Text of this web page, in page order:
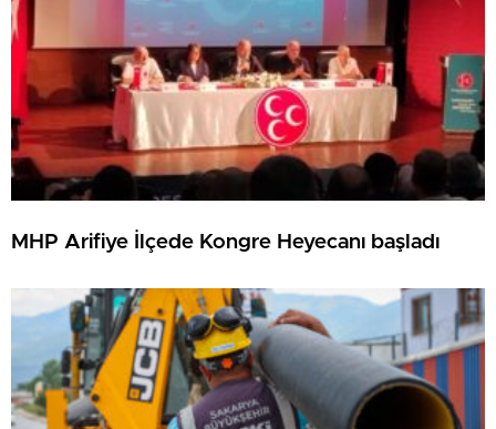
MHP Arifiye İlçede Kongre Heyecanı başladı